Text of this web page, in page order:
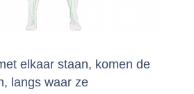
elkaar staan, komen de
langs waar ze